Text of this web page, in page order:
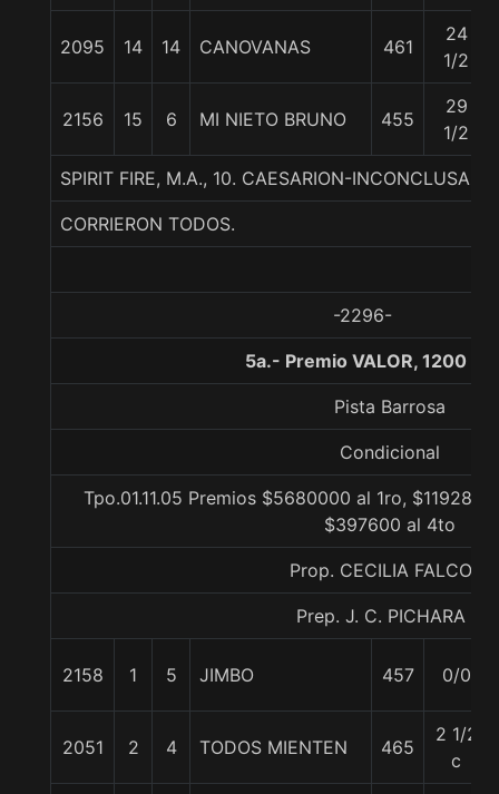
2095 14 14 CANOVANAS 461
24
1/2
2156 15 6 MI NIETO BRUNO 455
29
1/2
SPIRIT FIRE, M.A., 10. CAESARION-INCONCLUSA-
CORRIERON TODOS.
-2296-
5a.- Premio VALOR, 1200
Pista Barrosa
Condicional
Tpo.01.11.05 Premios $5680000 al 1ro,
$397600 al 4to
Prop. CECILIA FALCONI
Prep. J. C. PICHARA J.
2158 1 5 JIMBO 457 0/0
2051 2 4 TODOS MIENTEN 465
2 1/2
c